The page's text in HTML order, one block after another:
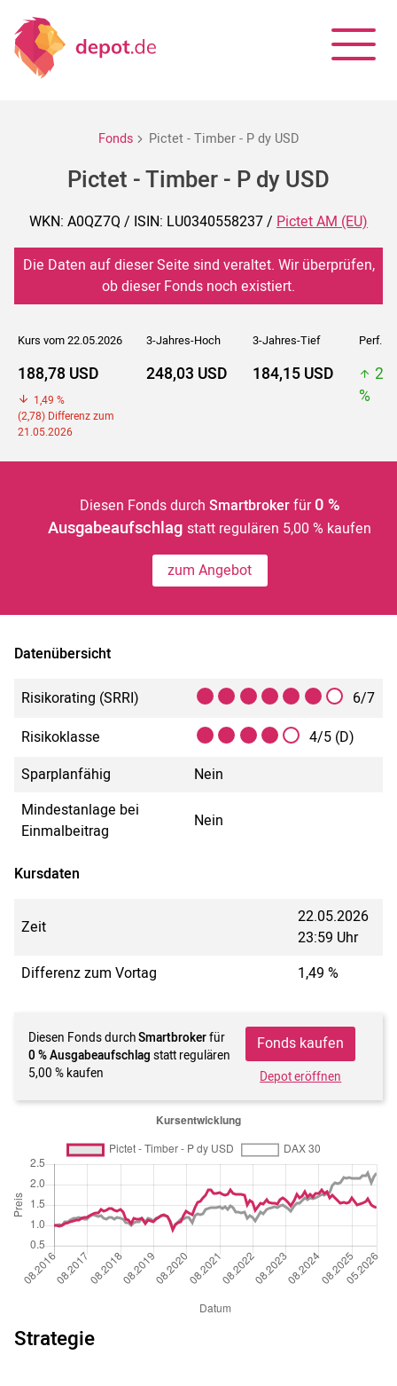
Fonds Pictet - Timber - P dy USD
Pictet - Timber - P dy USD
WKN: A0QZ7Q / ISIN: LU0340558237 / Pictet AM (EU)
Die Daten auf dieser Seite sind veraltet. Wir überprüfen,
ob dieser Fonds noch existiert.
Kurs vom 22.05.2026 3-Jahres-Hoch 3-Jahres-Tief Perf. 5J
188,78 USD
1,49 %
(2,78) Differenz zum
21.05.2026
248,03 USD 184,15 USD
%
Diesen Fonds durch Smartbrokerfür 0 %
Ausgabeaufschlagstatt regulären 5,00 % kaufen
zum Angebot
Datenübersicht
Risikorating (SRRI)
6/7
Risikoklasse
4/5 (D)
Sparplanfähig
Nein
Mindestanlage bei
Einmalbeitrag
Nein
Kursdaten
Zeit
22.05.2026
23:59 Uhr
Differenz zum Vortag
1,49 %
Diesen Fonds durchSmartbrokerfür
0 % Ausgabeaufschlag statt regulären
5,00 % kaufen
Fonds kaufen
Depot eröffnen
Strategie